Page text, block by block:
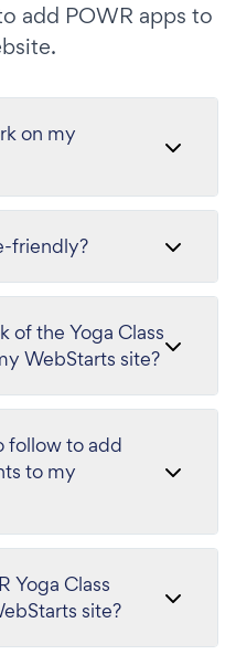
add POWR apps to
on my
friendly?
of the Yoga Class
WebStarts site?
follow to add
to my
Yoga Class
site?